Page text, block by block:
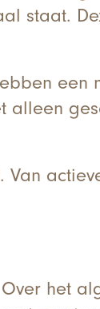
staat.
een
alleen
het